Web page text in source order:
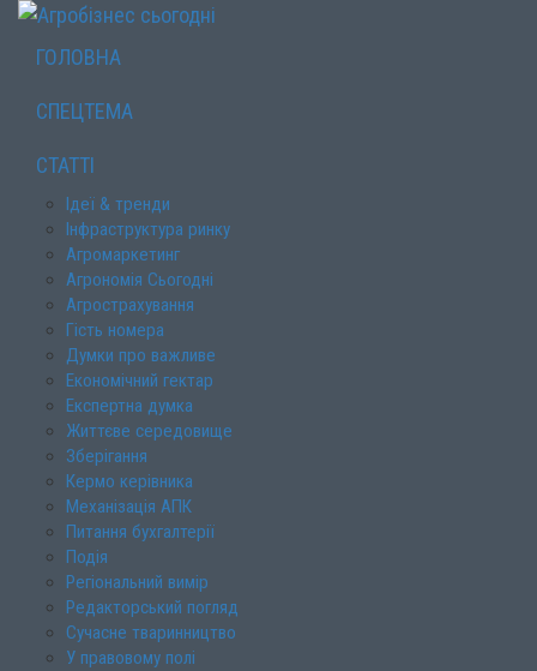
ГОЛОВНА
СПЕЦТЕМА
СТАТТІ
Ідеї & тренди
Інфраструктура ринку
Агромаркетинг
Агрономія Сьогодні
Агрострахування
Гість номера
Думки про важливе
Економічний гектар
Експертна думка
Життєве середовище
Зберігання
Кермо керівника
Механізація АПК
Питання бухгалтерії
Подія
Регіональний вимір
Редакторський погляд
Сучасне тваринництво
У правовому полі